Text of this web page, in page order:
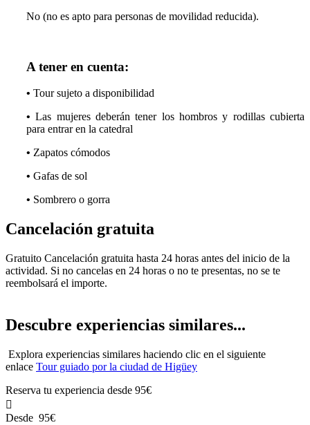
No (no es apto para personas de movilidad reducida).
A tener en cuenta:
• Tour sujeto a disponibilidad
•Las mujeres deberán tener los hombros y rodillas cubierta
para entrar en la catedral
• Zapatos cómodos
• Gafas de sol
• Sombrero o gorra
Cancelación gratuita
Gratuito Cancelación gratuita hasta 24 horas antes del inicio de la
actividad. Si no cancelas en 24 horas o no te presentas, no se te
reembolsará el importe.
Descubre experiencias similares...
Explora experiencias similares haciendo clic en el siguiente
enlace Tour guiado por la ciudad de Higüey
Reserva tu experiencia desde 95€

Desde 95€